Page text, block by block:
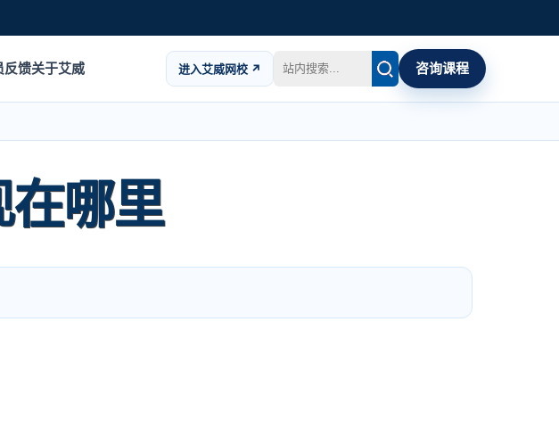
反馈关于艾威 进入艾威网校 ↗ 咨询课程
哪里